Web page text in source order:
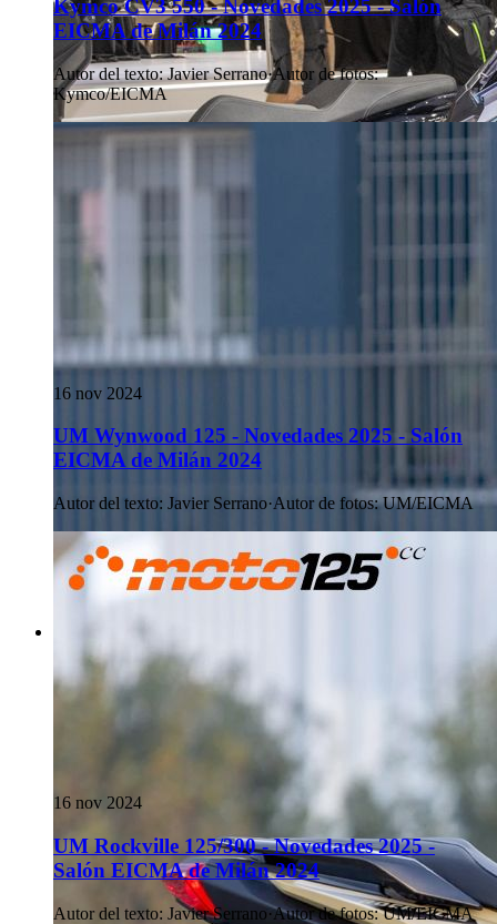
Kymco CV3 550 - Novedades 2025 - Salón
EICMA de Milán 2024
Autor del texto: Javier Serrano·Autor de fotos:
Kymco/EICMA
16 nov 2024
UM Wynwood 125 - Novedades 2025 - Salón
EICMA de Milán 2024
Autor del texto: Javier Serrano·Autor de fotos: UM/EICMA
16 nov 2024
UM Rockville 125/300 - Novedades 2025 -
Salón EICMA de Milán 2024
Autor del texto: Javier Serrano·Autor de fotos: UM/EICMA